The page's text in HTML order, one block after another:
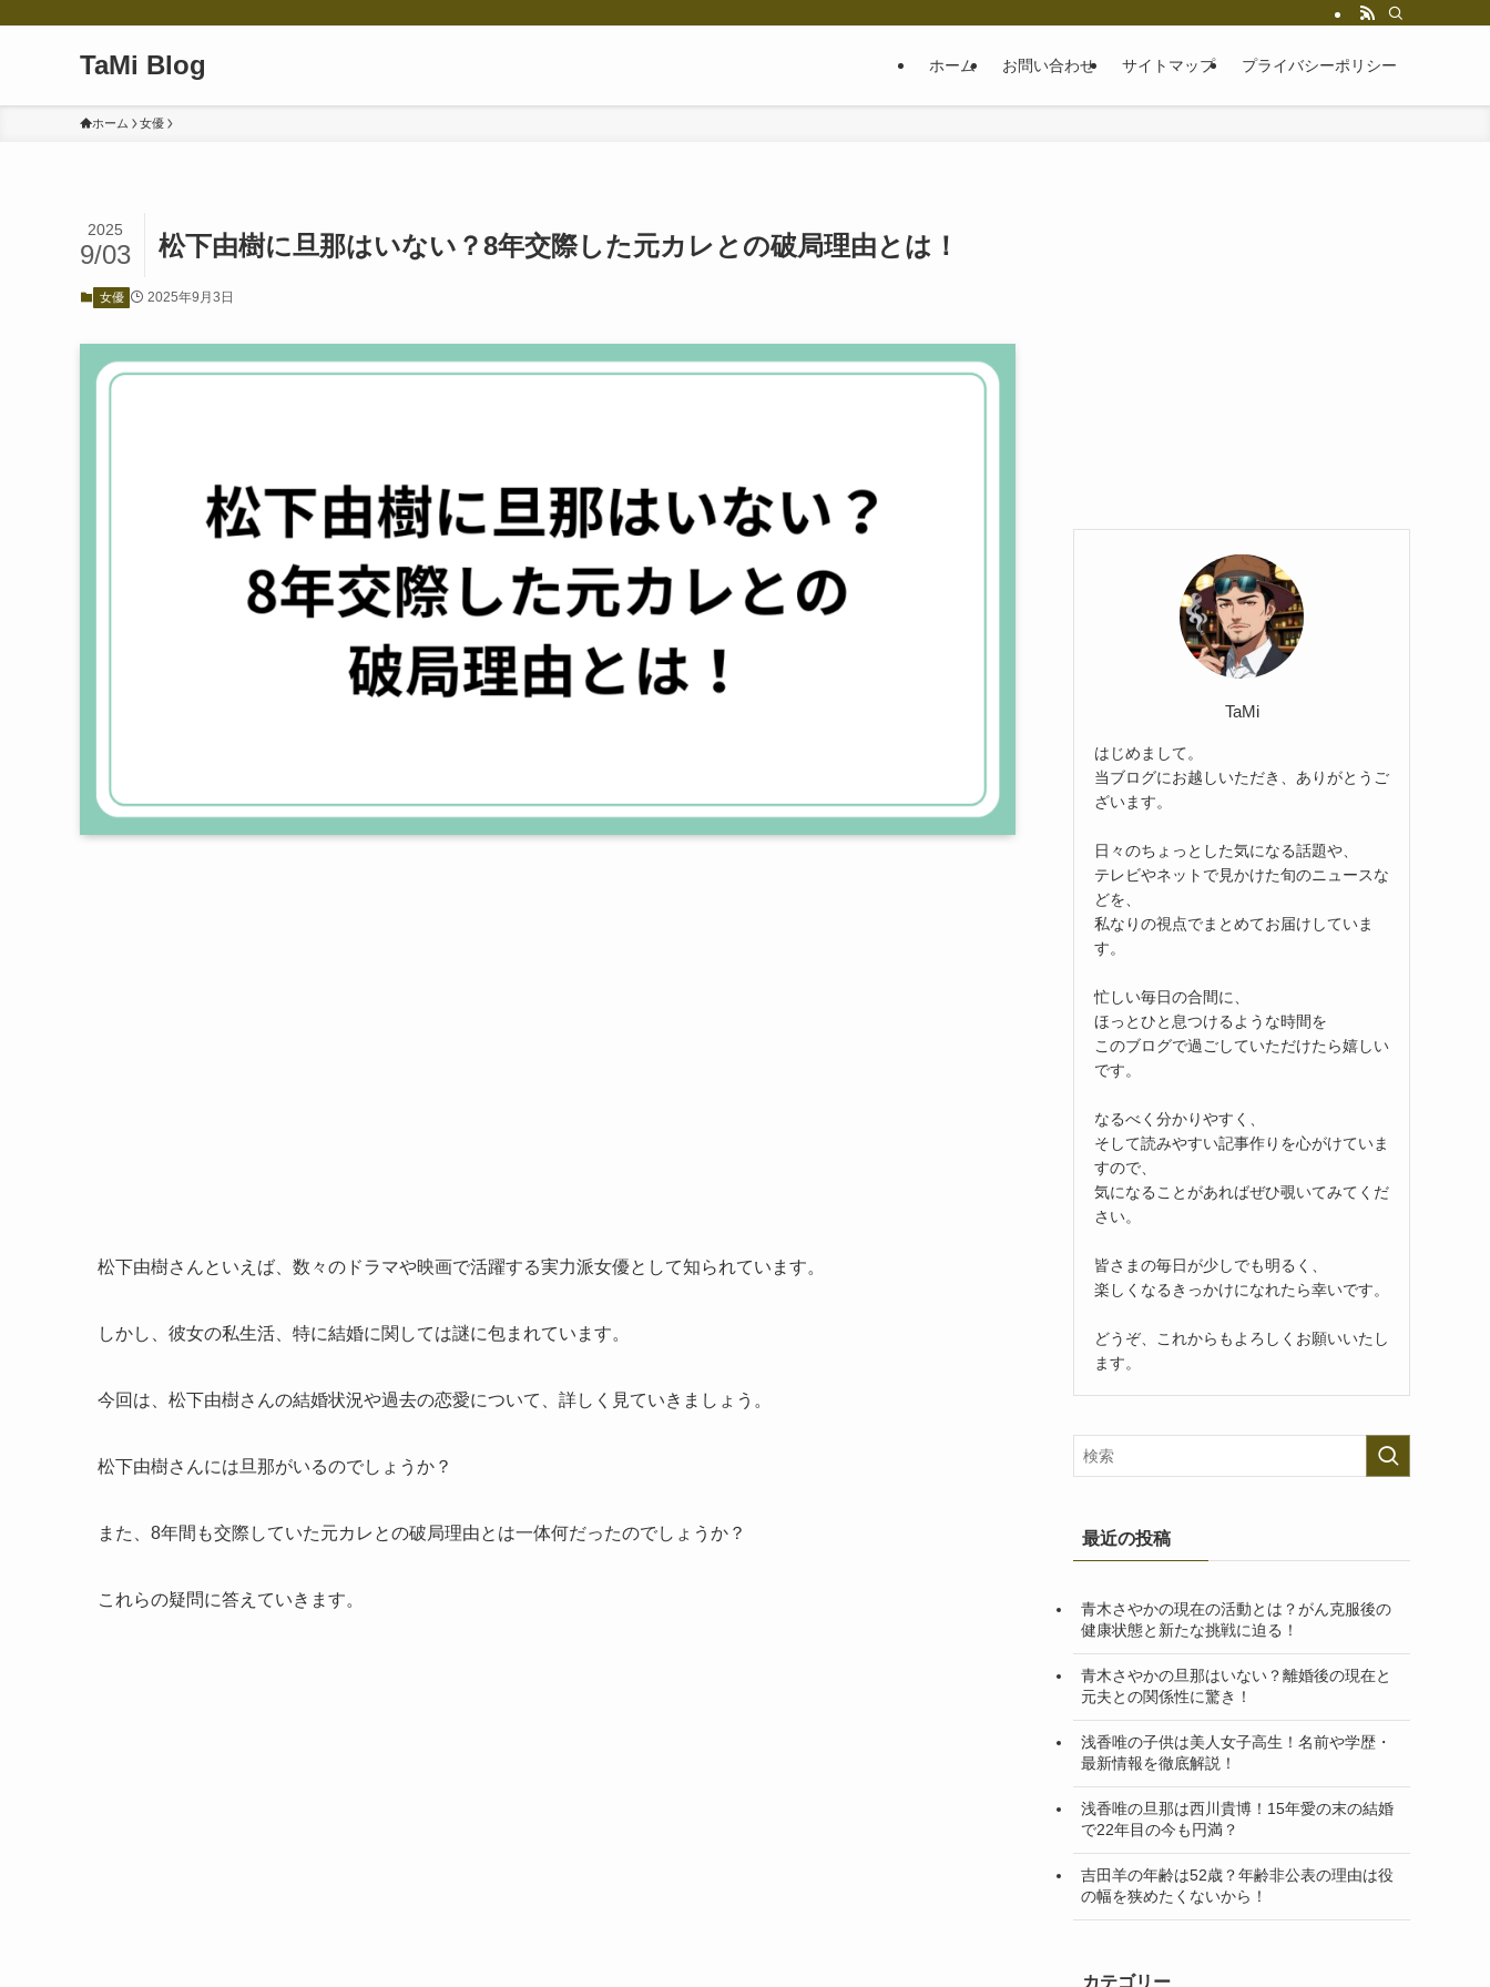
TaMi Blog ホーム お問い合わせ サイトマップ プライバシーポリシー
ホーム 女優
松下由樹に旦那はいない？8年交際した元カレとの破局理由とは！
2025
9/03
女優 2025年9月3日
松下由樹さんといえば、数々のドラマや映画で活躍する実力派女優として知られています。
しかし、彼女の私生活、特に結婚に関しては謎に包まれています。
今回は、松下由樹さんの結婚状況や過去の恋愛について、詳しく見ていきましょう。
松下由樹さんには旦那がいるのでしょうか？
また、8年間も交際していた元カレとの破局理由とは一体何だったのでしょうか？
これらの疑問に答えていきます。
TaMi
はじめまして。
当ブログにお越しいただき、ありがとうご
ざいます。
日々のちょっとした気になる話題や、
テレビやネットで見かけた旬のニュースな
どを、
私なりの視点でまとめてお届けしていま
す。
忙しい毎日の合間に、
ほっとひと息つけるような時間を
このブログで過ごしていただけたら嬉しい
です。
なるべく分かりやすく、
そして読みやすい記事作りを心がけていま
すので、
気になることがあればぜひ覗いてみてくだ
さい。
皆さまの毎日が少しでも明るく、
楽しくなるきっかけになれたら幸いです。
どうぞ、これからもよろしくお願いいたし
ます。
最近の投稿
青木さやかの現在の活動とは？がん克服後の
健康状態と新たな挑戦に迫る！
青木さやかの旦那はいない？離婚後の現在と
元夫との関係性に驚き！
浅香唯の子供は美人女子高生！名前や学歴・
最新情報を徹底解説！
浅香唯の旦那は西川貴博！15年愛の末の結婚
で22年目の今も円満？
吉田羊の年齢は52歳？年齢非公表の理由は役
の幅を狭めたくないから！
カテゴリー